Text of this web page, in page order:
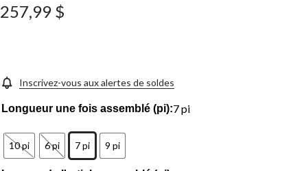
257,99 $
Inscrivez-vous aux alertes de soldes
Longueur une fois assemblé (pi):7 pi
10 pi 6 pi 7 pi 9 pi